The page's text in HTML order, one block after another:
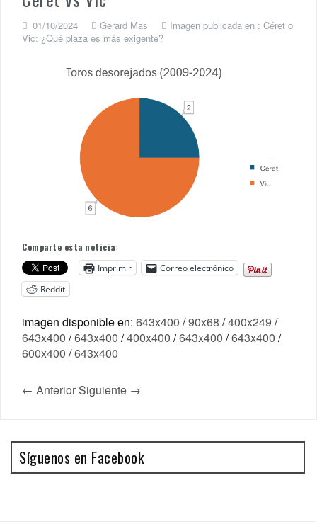
01/10/2024 Gerard Mas Imagen publicada en : Céret o
Vic: ¿Qué plaza es más exigente?
Comparte esta noticia:
Imprimir
Correo electrónico
Reddit
imagen disponible en: 643x400 /90x68 /400x249 /
643x400 /643x400 /400x400 /643x400 /643x400 /
600x400 /643x400
← Anterior Siguiente →
Síguenos en Facebook